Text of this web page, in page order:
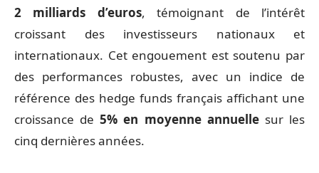
2 milliards d’euros, témoignant de l’intérêt
croissant des investisseurs nationaux et
internationaux. Cet engouement est soutenu par
des performances robustes, avec un indice de
référence des hedge funds français affichant une
croissance de5% en moyenne annuellesur les
cinq dernières années.